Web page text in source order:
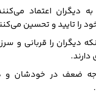
دیگران اعتماد
را تایید و تحسین
دیگران را قربانی و
دارند.
ضعف در خودشان و